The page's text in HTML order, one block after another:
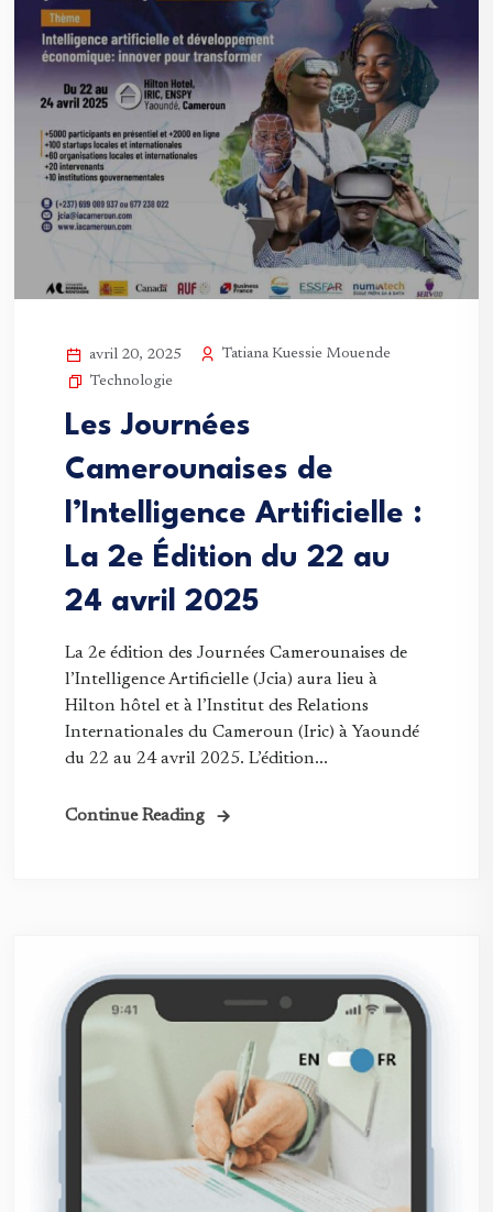
avril 20, 2025
Tatiana Kuessie Mouende
Technologie
Les Journées
Camerounaises de
l’Intelligence Artificielle :
La 2e Édition du 22 au
24 avril 2025
La 2e édition des Journées Camerounaises de
l’Intelligence Artificielle (Jcia) aura lieu à
Hilton hôtel et à l’Institut des Relations
Internationales du Cameroun (Iric) à Yaoundé
du 22 au 24 avril 2025. L’édition...
Continue Reading